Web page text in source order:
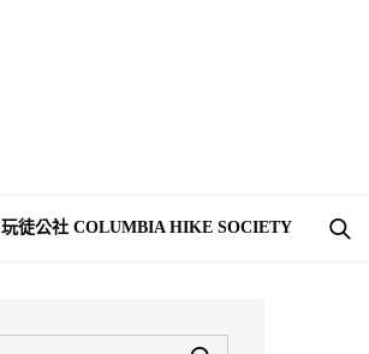
玩徒公社 COLUMBIA HIKE SOCIETY